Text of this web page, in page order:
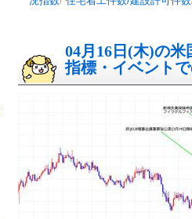
04月16日(木)の
指標・イベント